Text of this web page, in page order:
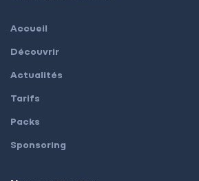
Accueil
Découvrir
Actualités
Tarifs
Packs
Sponsoring